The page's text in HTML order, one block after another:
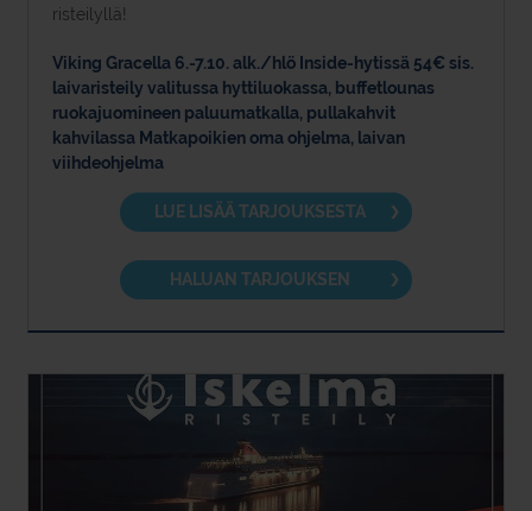
risteilyllä!
Viking Gracella 6.-7.10. alk./hlö Inside-hytissä 54€ sis.
laivaristeily valitussa hyttiluokassa, buffetlounas
ruokajuomineen paluumatkalla, pullakahvit
kahvilassa Matkapoikien oma ohjelma, laivan
viihdeohjelma
LUE LISÄÄ TARJOUKSESTA
HALUAN TARJOUKSEN